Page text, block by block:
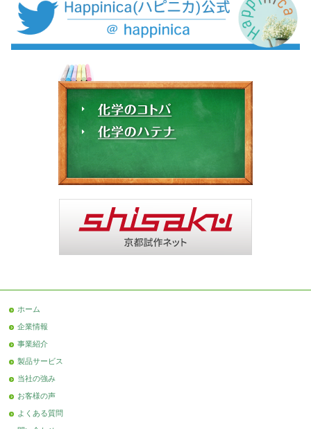
ホーム
企業情報
事業紹介
製品サービス
当社の強み
お客様の声
よくある質問